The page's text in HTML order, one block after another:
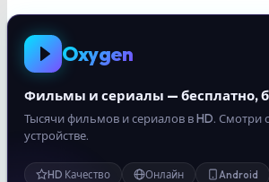
Oxygen
Фильмы и сериалы — бесплатно,
Тысячи фильмов и сериалов в HD.
устройстве.
HD Качество Онлайн Android